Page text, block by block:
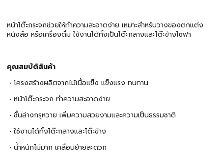
หน้าโต๊ะกระจกช่วยให้ทำความสะอาดง่าย เหมาะสำหรับวางของตกแต่ง
หนังสือ หรือเครื่องดื่ม ใช้งานได้ทั้งเป็นโต๊ะกลางและโต๊ะข้างโซฟา
คุณสมบัติสินค้า
• โครงสร้างผลิตจากไม้เนื้อแข็ง แข็งแรง ทนทาน
• หน้าโต๊ะกระจก ทำความสะอาดง่าย
• ชั้นล่างกรุหวาย เพิ่มความสวยงามและความเป็นธรรมชาติ
• ใช้งานได้ทั้งโต๊ะกลางและโต๊ะข้าง
• น้ำหนักไม่มาก เคลื่อนย้ายสะดวก